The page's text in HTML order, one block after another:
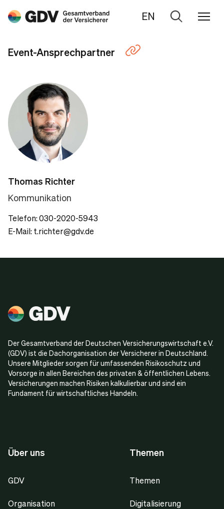
EN
Zur
Event-Ansprechpartner
Thomas Richter
Kommunikation
Telefon: 030-2020-5943
E-Mail: t.richter@gdv.de
Der Gesamtverband der Deutschen Versicherungswirtschaft e.V.
(GDV) ist die Dachorganisation der Versicherer in Deutschland.
Unsere Mitglieder sorgen für umfassenden Risikoschutz und
Vorsorge in allen Bereichen des privaten & öffentlichen Lebens.
Versicherungen machen Risiken kalkulierbar und sind ein
Fundament für wirtschaftliches Handeln.
Über uns
GDV
Organisation
Themen
Themen
Digitalisierung